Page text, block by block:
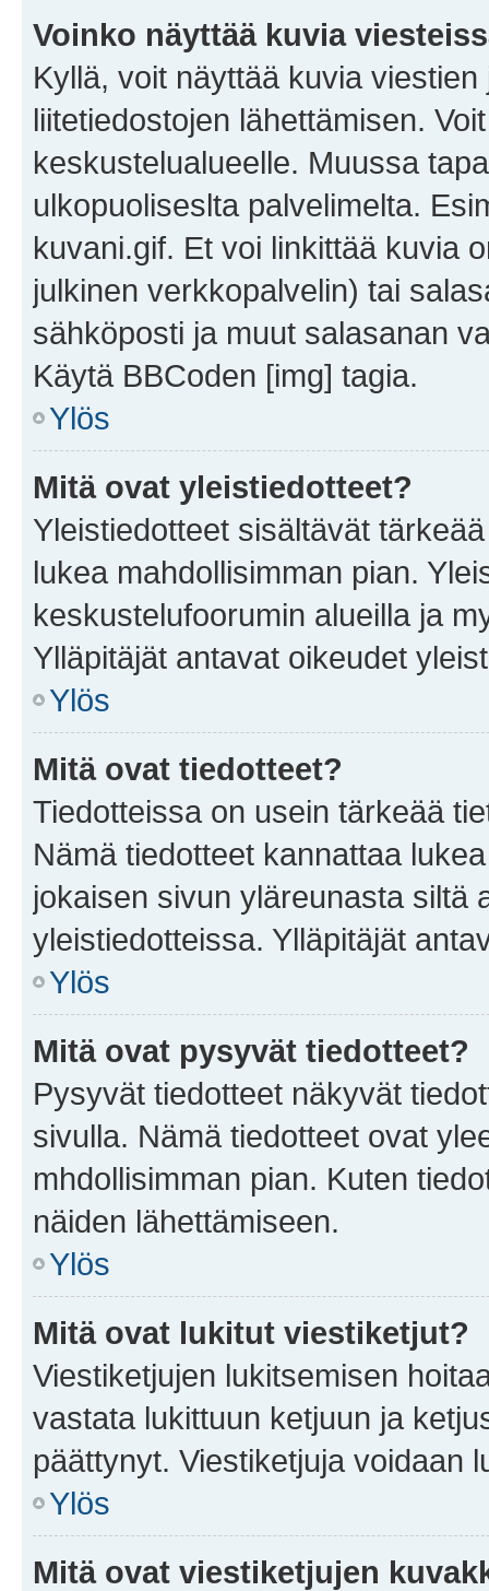
Voinko näyttää kuvia
Kyllä, voit näyttää kuvia
liitetiedostojen lähettämisen.
keskustelualueelle. Muussa
ulkopuoliseslta palvelimelta.
kuvani.gif. Et voi linkittää kuvia
julkinen verkkopalvelin) tai
sähköposti ja muut salasanan
Käytä BBCoden [img] tagia.
Ylös
Mitä ovat yleistiedotteet?
Yleistiedotteet sisältävät
lukea mahdollisimman pian.
keskustelufoorumin alueilla ja
Ylläpitäjät antavat oikeudet
Ylös
Mitä ovat tiedotteet?
Tiedotteissa on usein tärkeää
Nämä tiedotteet kannattaa
jokaisen sivun yläreunasta siltä
yleistiedotteissa. Ylläpitäjät
Ylös
Mitä ovat pysyvät tiedotteet?
Pysyvät tiedotteet näkyvät
sivulla. Nämä tiedotteet ovat
mhdollisimman pian. Kuten
näiden lähettämiseen.
Ylös
Mitä ovat lukitut viestiketjut?
Viestiketjujen lukitsemisen
vastata lukittuun ketjuun ja
päättynyt. Viestiketjuja voidaan
Ylös
Mitä ovat viestiketjujen